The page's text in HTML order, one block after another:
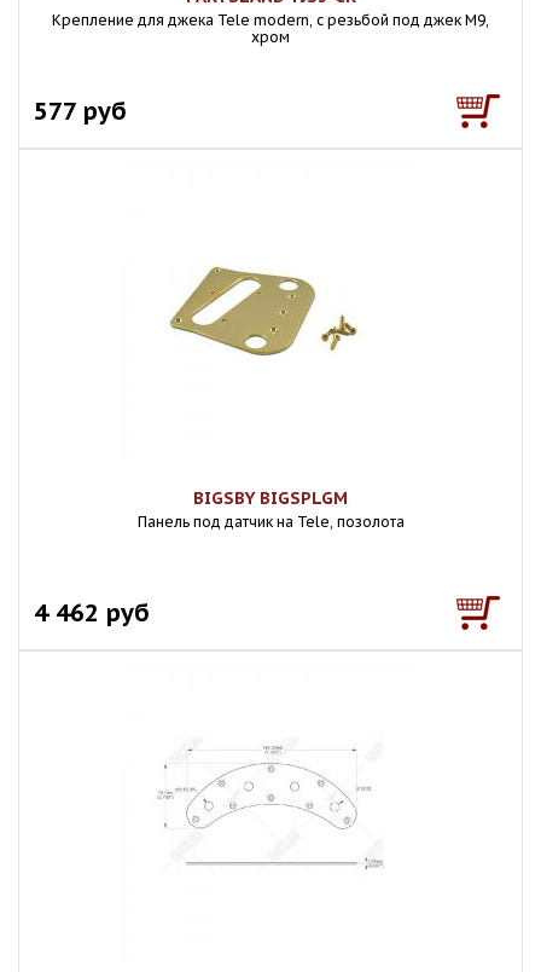
Крепление для джека Tele modern, с резьбой под джек М9,
хром
577 руб
BIGSBY BIGSPLGM
Панель под датчик на Tele, позолота
4 462 руб